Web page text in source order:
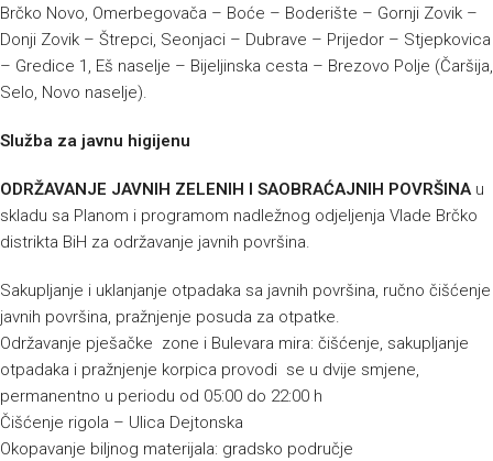
Brčko Novo, Omerbegovača – Boće – Boderište – Gornji Zovik –
Donji Zovik – Štrepci, Seonjaci – Dubrave – Prijedor – Stjepkovica
– Gredice 1, Eš naselje – Bijeljinska cesta – Brezovo Polje (Čaršija,
Selo, Novo naselje).
Služba za javnu higijenu
ODRŽAVANJE JAVNIH ZELENIH I SAOBRAĆAJNIH POVRŠINAu
skladu sa Planom i programom nadležnog odjeljenja Vlade Brčko
distrikta BiH za održavanje javnih površina.
Sakupljanje i uklanjanje otpadaka sa javnih površina, ručno čišćenje
javnih površina, pražnjenje posuda za otpatke.
Održavanje pješačke zone i Bulevara mira: čišćenje, sakupljanje
otpadaka i pražnjenje korpica provodi se u dvije smjene,
permanentno u periodu od 05:00 do 22:00 h
Čišćenje rigola – Ulica Dejtonska
Okopavanje biljnog materijala: gradsko područje